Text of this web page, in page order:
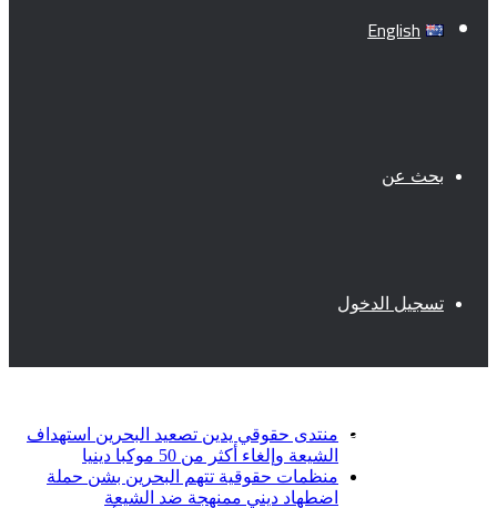
English
بحث عن
تسجيل الدخول
فيسبوك
منتدى حقوقي يدين تصعيد البحرين استهداف
الشيعة وإلغاء أكثر من 50 موكبا دينيا
منظمات حقوقية تتهم البحرين بشن حملة
اضطهاد ديني ممنهجة ضد الشيعة